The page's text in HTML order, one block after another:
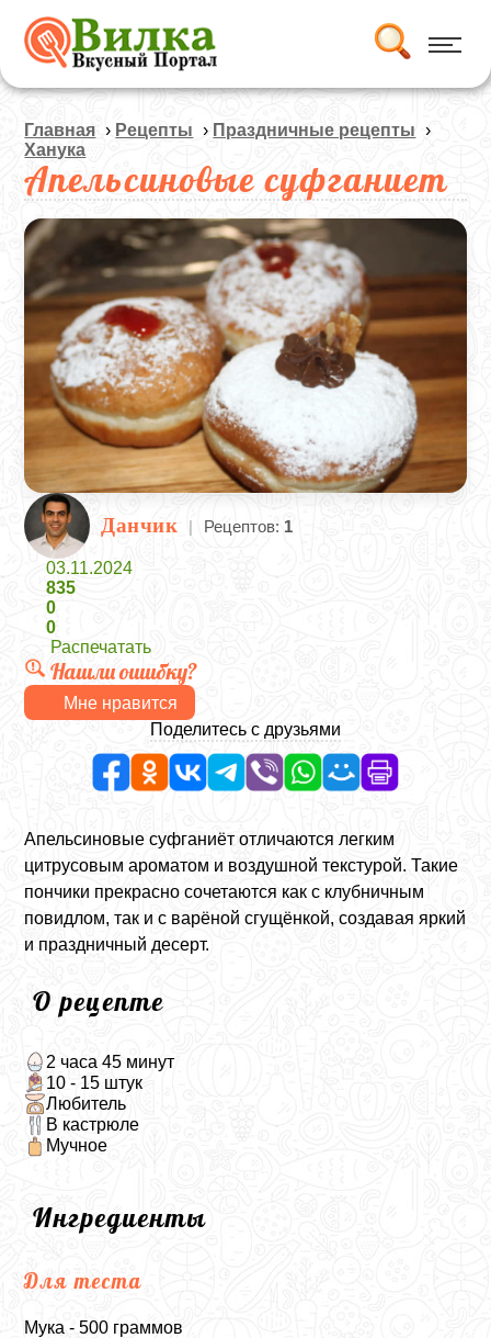
Главная › Рецепты › Праздничные рецепты ›
Ханука
Апельсиновые суфганиет
Данчик | Рецептов: 1
03.11.2024
835
0
0
Распечатать
Нашли ошибку?
Мне нравится
Поделитесь с друзьями
Апельсиновые суфганиёт отличаются легким
цитрусовым ароматом и воздушной текстурой. Такие
пончики прекрасно сочетаются как с клубничным
повидлом, так и с варёной сгущёнкой, создавая яркий
и праздничный десерт.
О рецепте
2 часа 45 минут
10 - 15 штук
Любитель
В кастрюле
Мучное
Ингредиенты
Для теста
Мука - 500 граммов